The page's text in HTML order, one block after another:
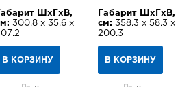
ШхГхВ,
300.8 х 35.6 х
В КОРЗИНУ
Габарит ШхГхВ,
см: 358.3 х 58.3 х
200.3
В КОРЗИНУ